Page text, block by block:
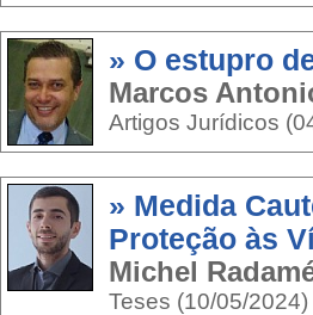
» O estupro
Marcos
Artigos Jurídicos
» Medida
Proteção às
Michel
Teses (10/05/2024)